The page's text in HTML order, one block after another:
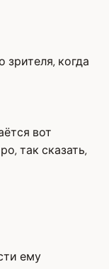
когда
вот
так сказать,
ему